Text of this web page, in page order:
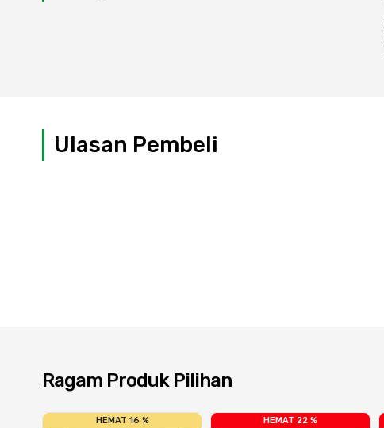
Ulasan Pembeli
Ragam Produk Pilihan
HEMAT 16 % HEMAT 22 %